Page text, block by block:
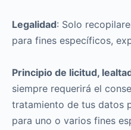
Legalidad: Solo
para fines específicos,
Principio de licitud,
siempre requerirá el
tratamiento de tus datos
para uno o varios fines